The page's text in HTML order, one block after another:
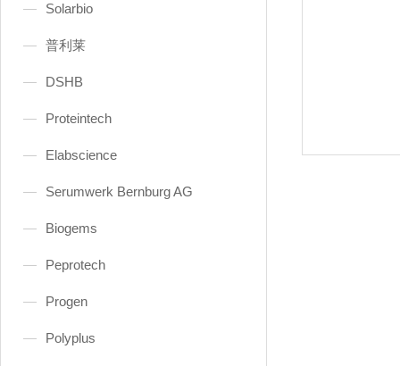
Solarbio
普利莱
DSHB
Proteintech
Elabscience
Serumwerk Bernburg AG
Biogems
Peprotech
Progen
Polyplus